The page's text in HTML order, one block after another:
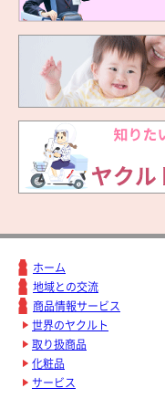
ホーム
地域との交流
商品情報サービス
世界のヤクルト
取り扱商品
化粧品
サービス